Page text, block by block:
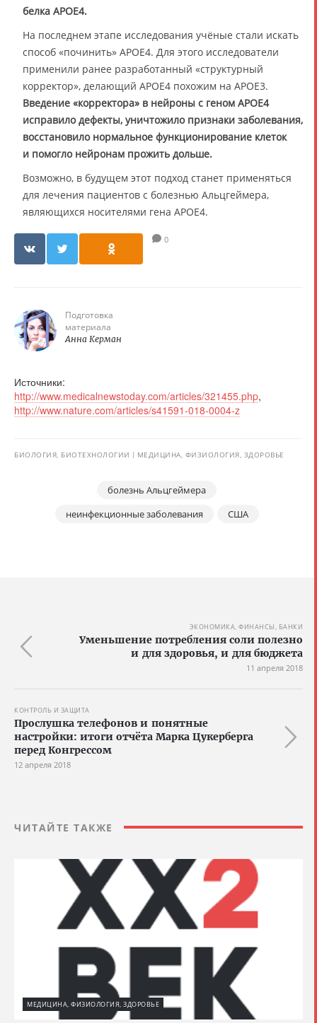
белка APOE4.
На последнем этапе исследования учёные стали искать
способ «починить» APOE4. Для этого исследователи
применили ранее разработанный «структурный
корректор», делающий APOE4 похожим на APOE3.
Введение «корректора» в нейроны с геном APOE4
исправило дефекты, уничтожило признаки заболевания,
восстановило нормальное функционирование клеток
и помогло нейронам прожить дольше.
Возможно, в будущем этот подход станет применяться
для лечения пациентов с болезнью Альцгеймера,
являющихся носителями гена APOE4.
0
Подготовка
материала
Анна Керман
Источники:
http://www.medicalnewstoday.com/articles/321455.php,
http://www.nature.com/articles/s41591-018-0004-z
БИОЛОГИЯ, БИОТЕХНОЛОГИИ МЕДИЦИНА, ФИЗИОЛОГИЯ, ЗДОРОВЬЕ
болезнь Альцгеймера
неинфекционные заболевания
США
ЭКОНОМИКА, ФИНАНСЫ, БАНКИ
Уменьшение потребления соли полезно
и для здоровья, и для бюджета
11 апреля 2018
КОНТРОЛЬ И ЗАЩИТА
Прослушка телефонов и понятные
настройки: итоги отчёта Марка Цукерберга
перед Конгрессом
12 апреля 2018
ЧИТАЙТЕ ТАКЖЕ
МЕДИЦИНА, ФИЗИОЛОГИЯ, ЗДОРОВЬЕ